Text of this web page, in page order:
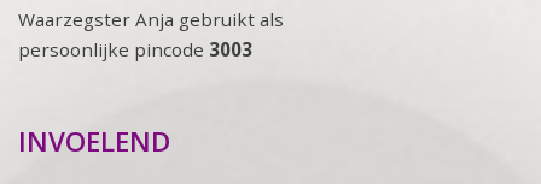
Waarzegster Anja gebruikt als
persoonlijke pincode 3003
INVOELEND